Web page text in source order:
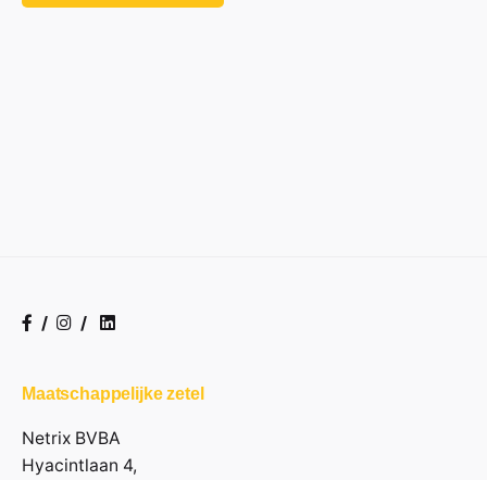
/ /
Maatschappelijke zetel
Netrix BVBA
Hyacintlaan 4,